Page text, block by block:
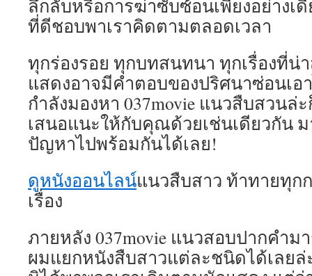
ลึกลับหรือการฆ่าซับซ้อนเพียงอย่างเ
ที่ดีชอบพาเราคิดตามตลอดเวลา
ทุกร่องรอย ทุกบทสนทนา ทุกเรื่องที่น่
แสดงอาจมีคำตอบของปริศนาซ่อนเอ
กำลังมองหา 037movie แนวสืบสวนล่
เสนอแนะให้กับคุณด้วยเช่นเดียวกัน
ปัญหาไปพร้อมกันได้เลย!
ดูหนังออนไลน์แนวสืบสาว ท้าทายทุก
เรื่อง
ภายหลัง 037movie แนวสอบปากคำม
ผมแยกหนังสืบสาวแต่ละชนิดได้เลยล่